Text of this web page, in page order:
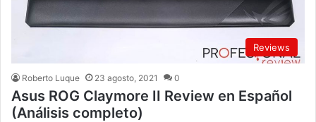
Reviews
Roberto Luque 23 agosto, 2021 0
Asus ROG Claymore II Review en Español
(Análisis completo)